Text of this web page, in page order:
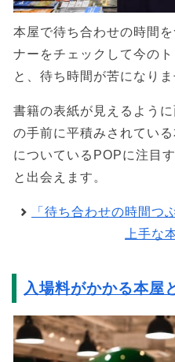
本屋で待ち合わせの時間
ナーをチェックして今の
と、待ち時間が苦になりま
書籍の表紙が見えるよう
の手前に平積みされてい
についているPOPに注目
と出会えます。
「待ち合わせの時間つ
上手な
入場料がかかる本屋